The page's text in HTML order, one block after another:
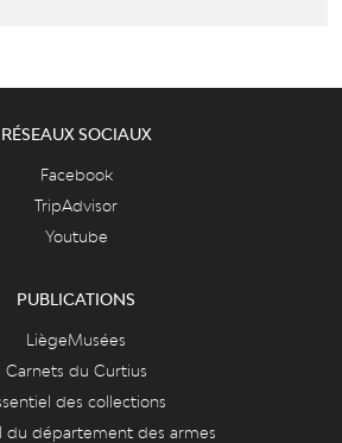
RÉSEAUX SOCIAUX
Facebook
TripAdvisor
Youtube
PUBLICATIONS
LiègeMusées
Carnets du Curtius
des collections
du département des armes